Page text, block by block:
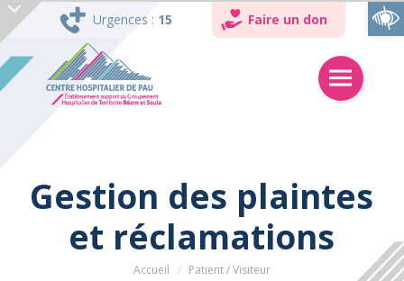
Urgences : 15 Faire un don
Gestion des plaintes
et réclamations
Accueil
Patient / Visiteur